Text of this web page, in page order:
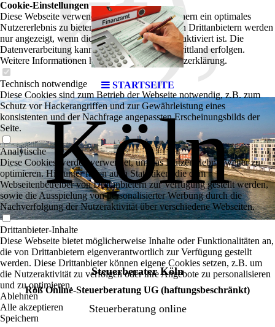
STARTSEITE
Köln
Steuerberater Köln
Röß Online-Steuerberatung UG (haftungsbeschränkt)
Steuerberatung online
Cookie-Einstellungen
Diese Webseite verwendet Cookies, um Besuchern ein optimales
Nutzererlebnis zu bieten. Bestimmte Inhalte von Drittanbietern werden
nur angezeigt, wenn die entsprechende Option aktiviert ist. Die
Datenverarbeitung kann dann auch in einem Drittland erfolgen.
Weitere Informationen hierzu in der Datenschutzerklärung.
Technisch notwendige
Diese Cookies sind zum Betrieb der Webseite notwendig, z.B. zum
Schutz vor Hackerangriffen und zur Gewährleistung eines
konsistenten und der Nachfrage angepassten Erscheinungsbilds der
Seite.
Analytische
Diese Cookies werden verwendet, um das Nutzererlebnis weiter zu
optimieren. Hierunter fallen auch Statistiken, die dem
Webseitenbetreiber von Drittanbietern zur Verfügung gestellt werden,
sowie die Ausspielung von personalisierter Werbung durch die
Nachverfolgung der Nutzeraktivität über verschiedene Webseiten.
Drittanbieter-Inhalte
Diese Webseite bietet möglicherweise Inhalte oder Funktionalitäten an,
die von Drittanbietern eigenverantwortlich zur Verfügung gestellt
werden. Diese Drittanbieter können eigene Cookies setzen, z.B. um
die Nutzeraktivität zu verfolgen oder ihre Angebote zu personalisieren
und zu optimieren.
Ablehnen
Alle akzeptieren
Speichern